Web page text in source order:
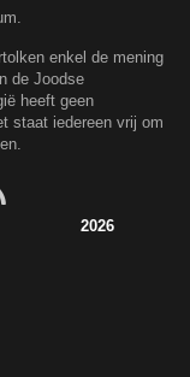
enkel de mening
de Joodse
heeft geen
staat iedereen vrij om
2026